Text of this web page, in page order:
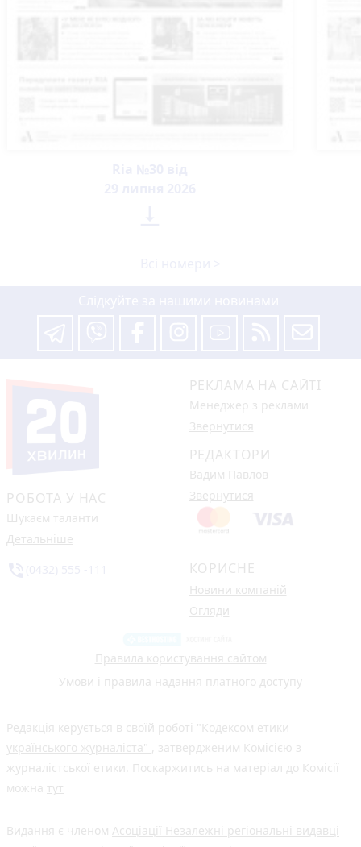
РОБОТА У НАС
Шукаєм таланти
Детальніше
РЕКЛАМА НА САЙТІ
Менеджер з реклами
Звернутися
РЕДАКТОРИ
Вадим Павлов
Звернутися
КОРИСНЕ
Новини компаній
Огляди
Правила користування сайтом
Умови і правила надання платного доступу
Редакція керується в своїй роботі "Кодексом етики
українського журналіста" , затвердженим Комісією з
журналістської етики. Поскаржитись на матеріал до Комісії
можна тут
Видання є членом Асоціації Незалежні регіональні видавці